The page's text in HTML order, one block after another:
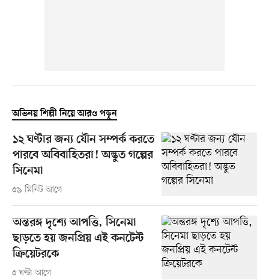
অভিনয় শিল্পী নিয়ে আরও পড়ুন
১২ ঘণ্টার জন্য যৌন সম্পর্ক করতে
পারবে অবিবাহিতরা! অদ্ভুত গল্পের
সিনেমা
৫৯ মিনিট আগে
অন্তরঙ্গ দৃশ্যে আপত্তি, সিনেমা
ছাড়তে হয় জনপ্রিয় এই কনটেন্ট
ক্রিয়েটরকে
৫ ঘণ্টা আগে